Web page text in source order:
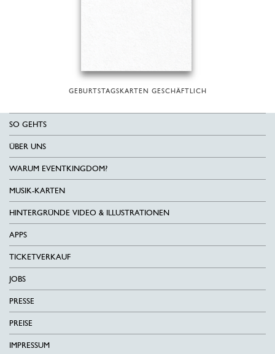
GEBURTSTAGSKARTEN GESCHÄFTLICH
SO GEHTS
ÜBER UNS
WARUM EVENTKINGDOM?
MUSIK-KARTEN
HINTERGRÜNDE VIDEO & ILLUSTRATIONEN
APPS
TICKETVERKAUF
JOBS
PRESSE
PREISE
IMPRESSUM